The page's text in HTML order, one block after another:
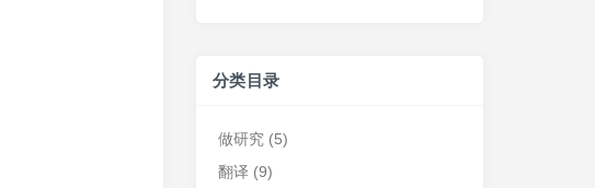
分类目录
做研究(5)
翻译 (9)